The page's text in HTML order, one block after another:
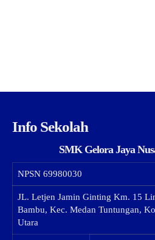
Info Sekolah
SMK Gelora Jaya
NPSN 69980030
JL. Letjen Jamin Ginting Km. 15
Bambu, Kec. Medan Tuntungan,
Utara